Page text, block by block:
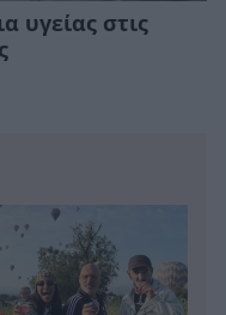
υγείας στις